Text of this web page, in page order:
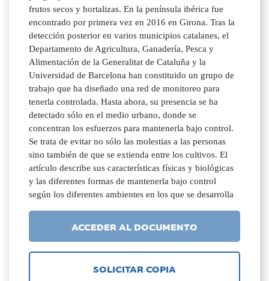
frutos secos y hortalizas. En la península ibérica fue
encontrado por primera vez en 2016 en Girona. Tras la
detección posterior en varios municipios catalanes, el
Departamento de Agricultura, Ganadería, Pesca y
Alimentación de la Generalitat de Cataluña y la
Universidad de Barcelona han constituido un grupo de
trabajo que ha diseñado una red de monitoreo para
tenerla controlada. Hasta ahora, su presencia se ha
detectado sólo en el medio urbano, donde se
concentran los esfuerzos para mantenerla bajo control.
Se trata de evitar no sólo las molestias a las personas
sino también de que se extienda entre los cultivos. El
artículo describe sus características físicas y biológicas
y las diferentes formas de mantenerla bajo control
según los diferentes ambientes en los que se desarrolla
ACCEDER AL DOCUMENTO
SOLICITAR COPIA